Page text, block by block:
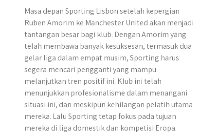
Masa depan Sporting Lisbon setelah kepergian
Ruben Amorim ke Manchester United akan menjadi
tantangan besar bagi klub. Dengan Amorim yang
telah membawa banyak kesuksesan, termasuk dua
gelar liga dalam empat musim, Sporting harus
segera mencari pengganti yang mampu
melanjutkan tren positif ini. Klub ini telah
menunjukkan profesionalisme dalam menangani
situasi ini, dan meskipun kehilangan pelatih utama
mereka. Lalu Sporting tetap fokus pada tujuan
mereka di liga domestik dan kompetisi Eropa.